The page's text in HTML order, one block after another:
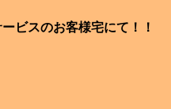
ビスのお客様宅にて！！